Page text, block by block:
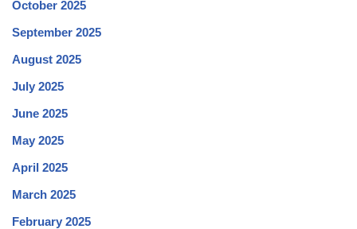
October 2025
September 2025
August 2025
July 2025
June 2025
May 2025
April 2025
March 2025
February 2025